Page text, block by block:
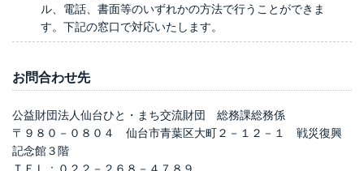
ル、電話、書面等のいずれかの方法で行うことができま
す。下記の窓口で対応いたします。
お問合わせ先
公益財団法人仙台ひと・まち交流財団 総務課総務係
〒９８０－０８０４ 仙台市青葉区大町２－１２－１ 戦災復興
記念館３階